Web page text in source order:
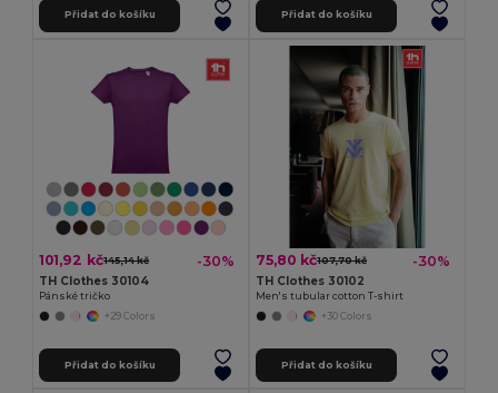
Přidat do košíku Přidat do košíku
101,92 kč145,14 kč -30%
TH Clothes 30104
Pánské tričko
+29 Colors
Přidat do košíku
75,80 kč107,70 kč -30%
TH Clothes 30102
Men's tubular cotton T-shirt
+30 Colors
Přidat do košíku